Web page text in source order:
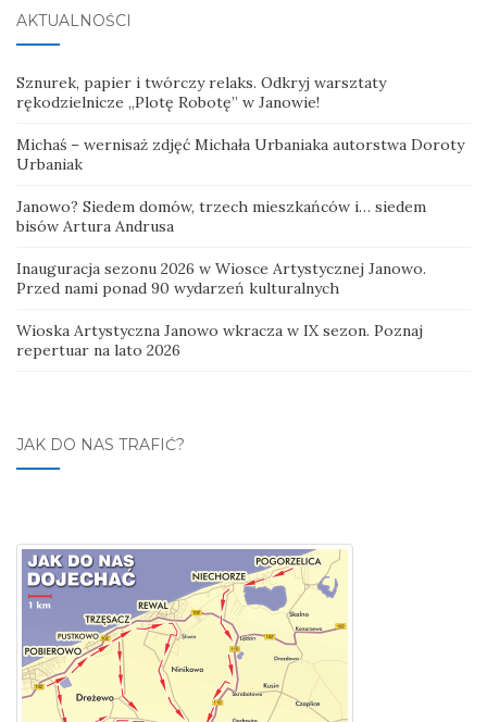
AKTUALNOŚCI
Sznurek, papier i twórczy relaks. Odkryj warsztaty
rękodzielnicze „Plotę Robotę” w Janowie!
Michaś – wernisaż zdjęć Michała Urbaniaka autorstwa Doroty
Urbaniak
Janowo? Siedem domów, trzech mieszkańców i… siedem
bisów Artura Andrusa
Inauguracja sezonu 2026 w Wiosce Artystycznej Janowo.
Przed nami ponad 90 wydarzeń kulturalnych
Wioska Artystyczna Janowo wkracza w IX sezon. Poznaj
repertuar na lato 2026
JAK DO NAS TRAFIĆ?